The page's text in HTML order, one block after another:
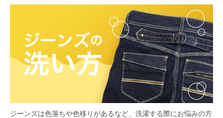
ジーンズは色落ちや色移りがあるなど、洗濯する際にお悩みの方